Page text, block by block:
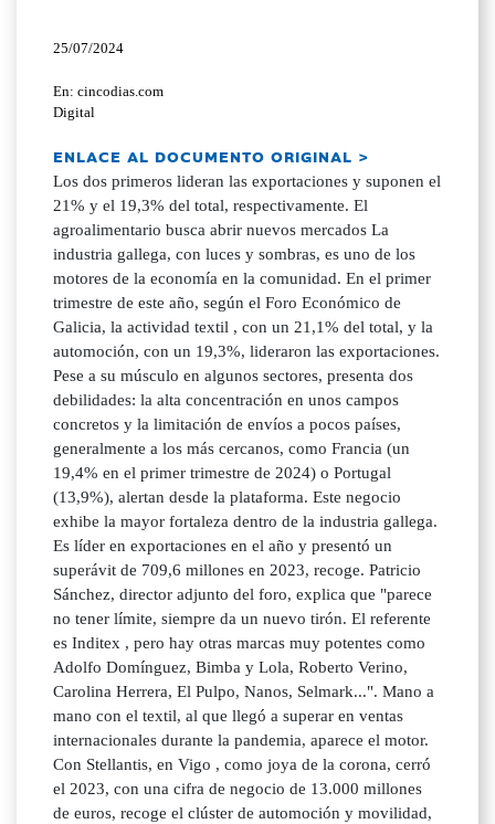
25/07/2024
En: cincodias.com
Digital
ENLACE AL DOCUMENTO ORIGINAL >
Los dos primeros lideran las exportaciones y suponen el
21% y el 19,3% del total, respectivamente. El
agroalimentario busca abrir nuevos mercados La
industria gallega, con luces y sombras, es uno de los
motores de la economía en la comunidad. En el primer
trimestre de este año, según el Foro Económico de
Galicia, la actividad textil , con un 21,1% del total, y la
automoción, con un 19,3%, lideraron las exportaciones.
Pese a su músculo en algunos sectores, presenta dos
debilidades: la alta concentración en unos campos
concretos y la limitación de envíos a pocos países,
generalmente a los más cercanos, como Francia (un
19,4% en el primer trimestre de 2024) o Portugal
(13,9%), alertan desde la plataforma. Este negocio
exhibe la mayor fortaleza dentro de la industria gallega.
Es líder en exportaciones en el año y presentó un
superávit de 709,6 millones en 2023, recoge. Patricio
Sánchez, director adjunto del foro, explica que "parece
no tener límite, siempre da un nuevo tirón. El referente
es Inditex , pero hay otras marcas muy potentes como
Adolfo Domínguez, Bimba y Lola, Roberto Verino,
Carolina Herrera, El Pulpo, Nanos, Selmark...". Mano a
mano con el textil, al que llegó a superar en ventas
internacionales durante la pandemia, aparece el motor.
Con Stellantis, en Vigo , como joya de la corona, cerró
el 2023, con una cifra de negocio de 13.000 millones
de euros, recoge el clúster de automoción y movilidad,